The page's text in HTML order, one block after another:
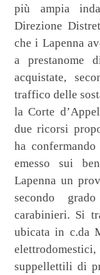
più ampia
Direzione
che i Lapenna
a prestanome
acquistate,
traffico delle
la Corte
due ricorsi
ha
emesso sui
Lapenna un
secondo
carabinieri. Si
ubicata in c.da
suppellettili di